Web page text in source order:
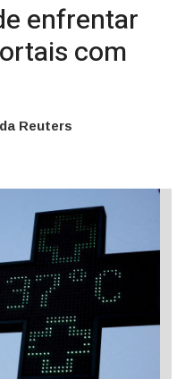
enfrentar
com
Reuters